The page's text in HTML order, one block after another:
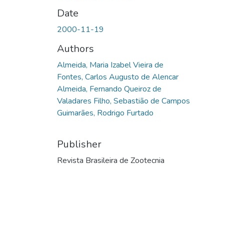
Date
2000-11-19
Authors
Almeida, Maria Izabel Vieira de
Fontes, Carlos Augusto de Alencar
Almeida, Fernando Queiroz de
Valadares Filho, Sebastião de Campos
Guimarães, Rodrigo Furtado
Publisher
Revista Brasileira de Zootecnia